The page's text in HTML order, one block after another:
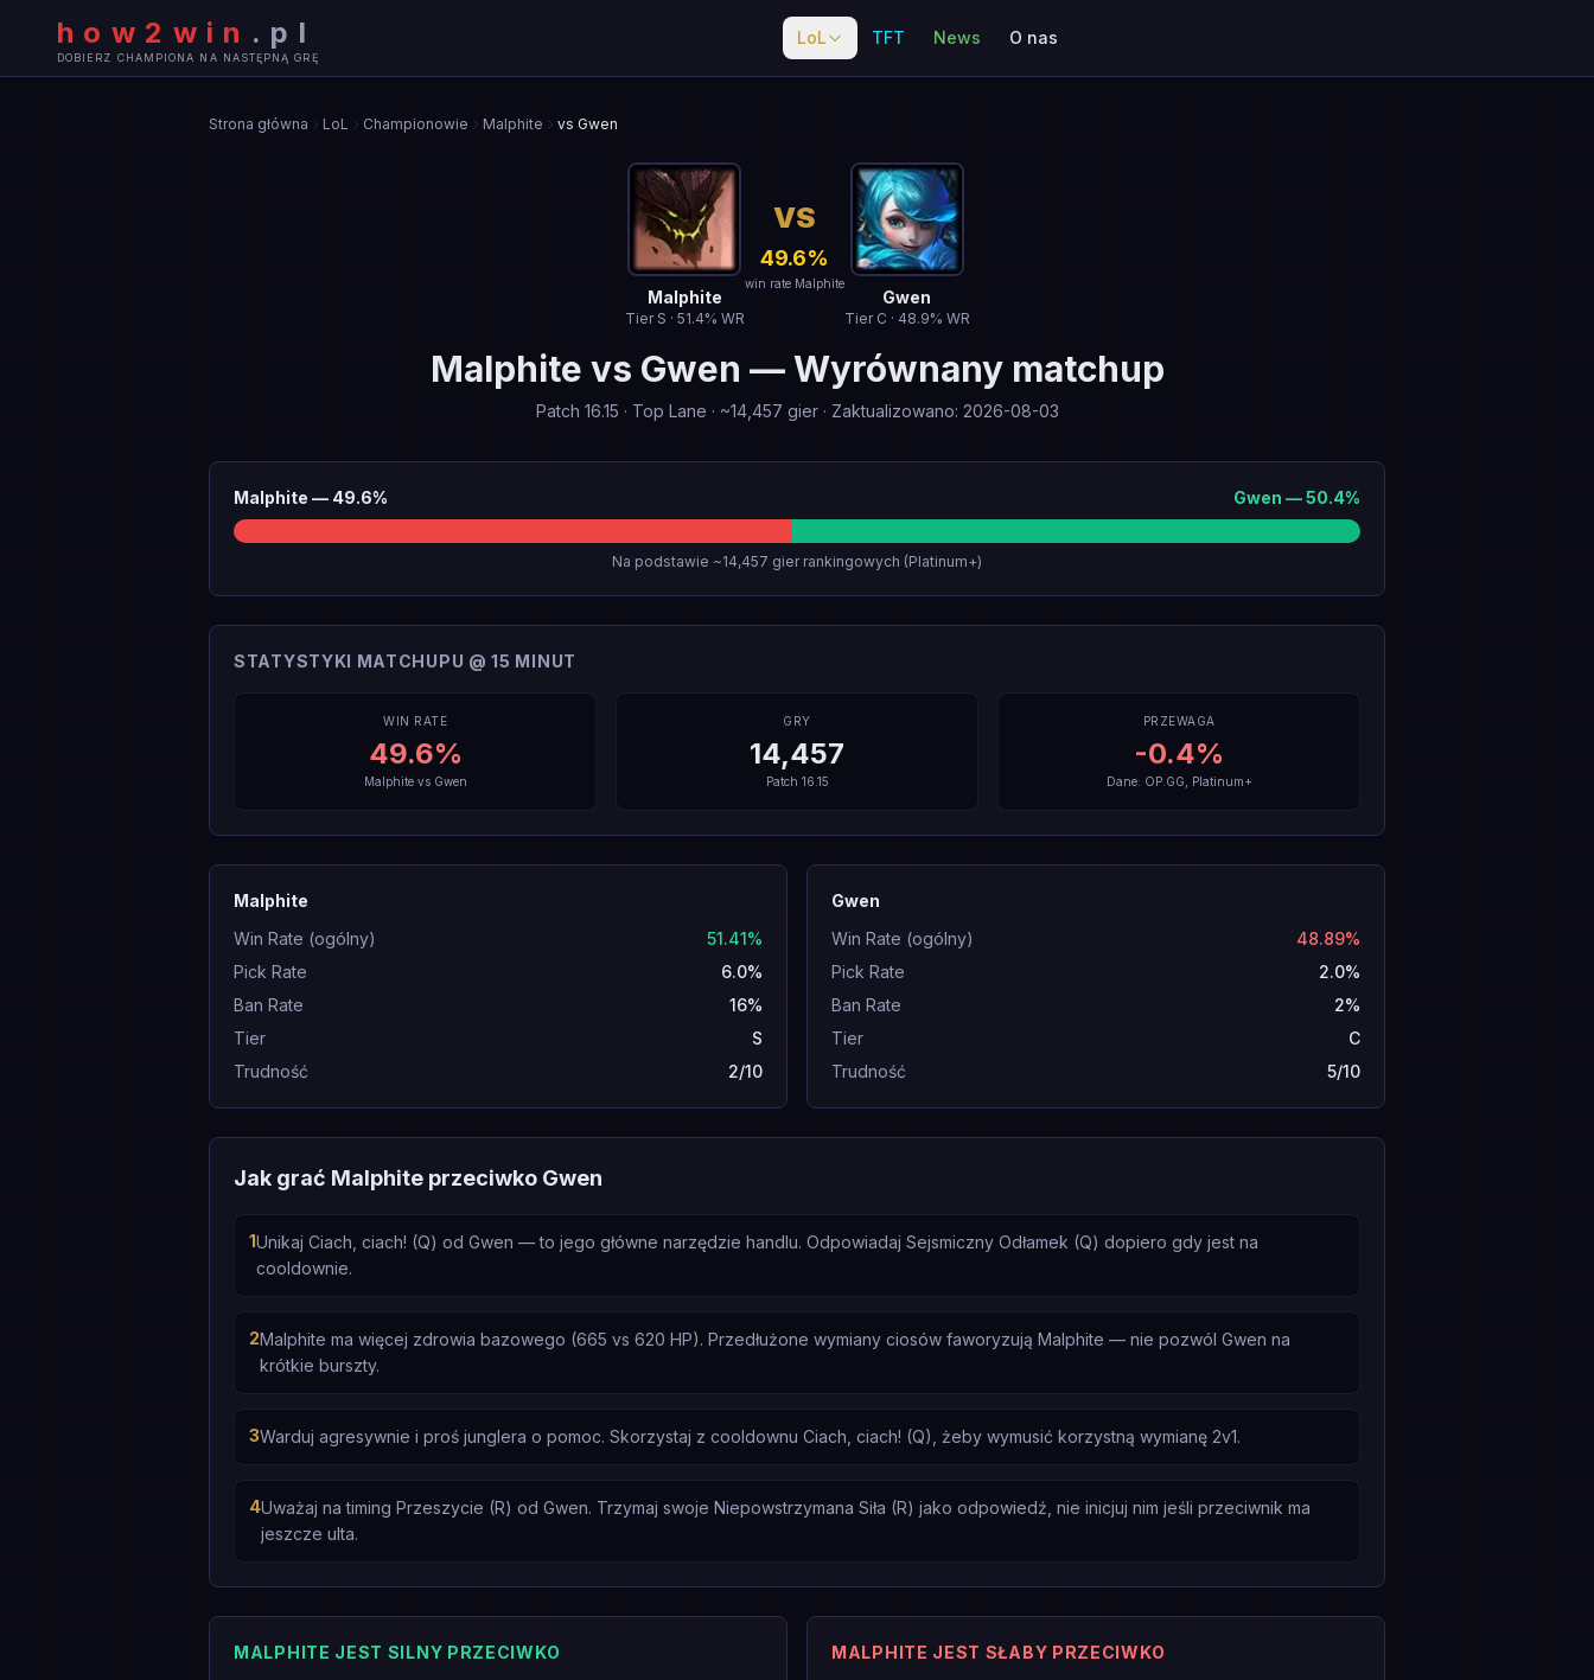
how2win . pl
DOBIERZ CHAMPIONA NA NASTĘPNĄ GRĘ
LoL TFT News O nas
Strona główna LoL Championowie Malphite vs Gwen
Malphite
Tier S · 51.4% WR
VS
49.6%
win rate Malphite
Gwen
Tier C · 48.9% WR
Malphite vs Gwen —Wyrównany matchup
Patch 16.15 · Top Lane · ~14,457 gier· Zaktualizowano: 2026-08-03
Malphite — 49.6% Gwen —50.4%
Na podstawie ~14,457 gier rankingowych (Platinum+)
STATYSTYKI MATCHUPU @ 15 MINUT
WIN RATE
49.6%
Malphitevs Gwen
GRY
14,457
Patch 16.15
PRZEWAGA
-0.4%
Dane: OP.GG, Platinum+
Malphite
Win Rate (ogólny)
51.41%
Pick Rate
6.0%
Ban Rate
16%
Tier
S
Trudność
2/10
Gwen
Win Rate (ogólny)
48.89%
Pick Rate
2.0%
Ban Rate
2%
Tier
C
Trudność
5/10
Jak grać Malphite przeciwko Gwen
1Unikaj Ciach, ciach! (Q) od Gwen — to jego główne narzędzie handlu. Odpowiadaj Sejsmiczny Odłamek (Q) dopiero gdy jest na
cooldownie.
2Malphite ma więcej zdrowia bazowego (665 vs 620 HP). Przedłużone wymiany ciosów faworyzują Malphite — nie pozwól Gwen na
krótkie burszty.
3Warduj agresywnie i proś junglera o pomoc. Skorzystaj z cooldownu Ciach, ciach! (Q), żeby wymusić korzystną wymianę 2v1.
4Uważaj na timing Przeszycie (R) od Gwen. Trzymaj swoje Niepowstrzymana Siła (R) jako odpowiedź, nie inicjuj nim jeśli przeciwnik ma
jeszcze ulta.
MALPHITE JEST SILNY PRZECIWKO MALPHITE JEST SŁABY PRZECIWKO